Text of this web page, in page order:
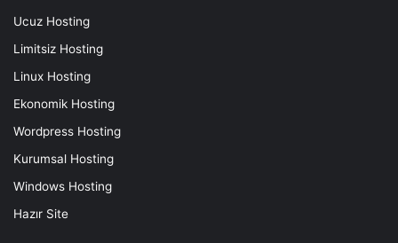
Ucuz Hosting
Limitsiz Hosting
Linux Hosting
Ekonomik Hosting
Wordpress Hosting
Kurumsal Hosting
Windows Hosting
Hazır Site